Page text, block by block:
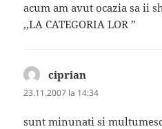
acum am avut ocazia sa ii
,,LA CATEGORIA LOR ”
ciprian
23.11.2007 la 14:34
sunt minunati si